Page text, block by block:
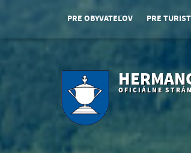
PRE OBYVATEĽOV PRE
OFICIÁLNE